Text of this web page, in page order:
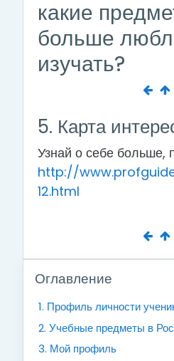
какие
больше
изучать?
5. Карта
Узнай о себе больше,
http://
12.html
Оглавление
1. Профиль личности
2. Учебные предметы в
3. Мой профиль